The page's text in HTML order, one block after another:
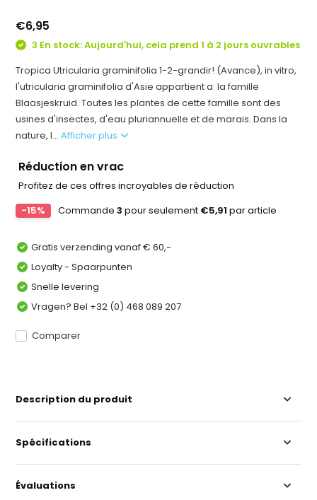
€6,95
3 En stock: Aujourd'hui, cela prend 1 à 2 jours ouvrables
Tropica Utricularia graminifolia 1-2-grandir! (Avance), in vitro,
l'utricularia graminifolia d'Asie appartient a la famille
Blaasjeskruid. Toutes les plantes de cette famille sont des
usines d'insectes, d'eau pluriannuelle et de marais. Dans la
nature, l...Afficher plus
Réduction en vrac
Profitez de ces offres incroyables de réduction
-15%
Commande3 pour seulement €5,91 par article
Gratis verzending vanaf € 60,-
Loyalty - Spaarpunten
Snelle levering
Vragen? Bel +32 (0) 468 089 207
Comparer
Description du produit
Spécifications
Évaluations